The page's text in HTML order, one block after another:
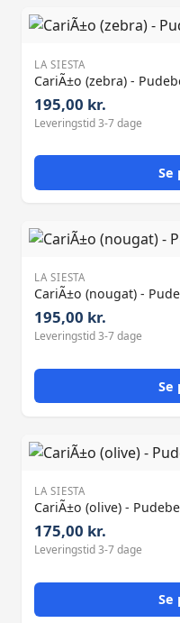
LA SIESTA
CariÃ±o (zebra) -
195,00 kr.
Leveringstid 3-7 dage
Se
LA SIESTA
CariÃ±o (nougat) -
195,00 kr.
Leveringstid 3-7 dage
Se
LA SIESTA
CariÃ±o (olive) -
175,00 kr.
Leveringstid 3-7 dage
Se